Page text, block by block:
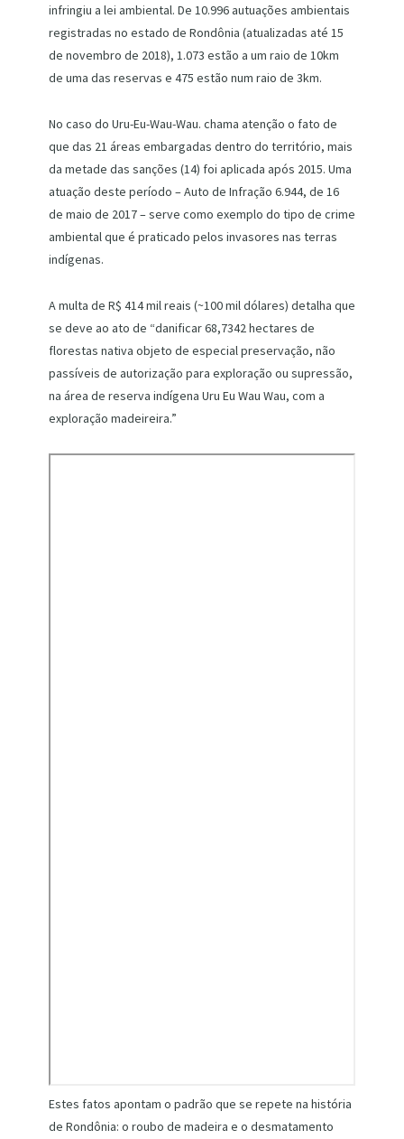
infringiu a lei ambiental. De 10.996 autuações ambientais
registradas no estado de Rondônia (atualizadas até 15
de novembro de 2018), 1.073 estão a um raio de 10km
de uma das reservas e 475 estão num raio de 3km.
No caso do Uru-Eu-Wau-Wau. chama atenção o fato de
que das 21 áreas embargadas dentro do território, mais
da metade das sanções (14) foi aplicada após 2015. Uma
atuação deste período – Auto de Infração 6.944, de 16
de maio de 2017 – serve como exemplo do tipo de crime
ambiental que é praticado pelos invasores nas terras
indígenas.
A multa de R$ 414 mil reais (~100 mil dólares) detalha que
se deve ao ato de “danificar 68,7342 hectares de
florestas nativa objeto de especial preservação, não
passíveis de autorização para exploração ou supressão,
na área de reserva indígena Uru Eu Wau Wau, com a
exploração madeireira.”
Estes fatos apontam o padrão que se repete na história
de Rondônia: o roubo de madeira e o desmatamento